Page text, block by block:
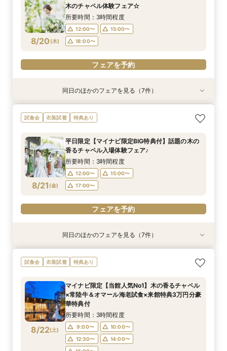
8/19( 水
17:00〜 18:00〜
フェアを予約
8/19( 水
12:00〜
13:00〜
14:00〜
15:00〜
16:00〜
8/19( 水
12:00〜
15:00〜
18:00〜
フェアを予約
8/19( 水
16:00〜
17:00〜
18:00〜
フェアを予約
8/19( 水
18:00〜
フェアを予約
8/19( 水
12:00〜
14:00〜
16:00〜
17:00〜
18:00〜
8/19( 水
18:00〜
フェアを予約
8/20 (木)
木のチャペル体験フェア☆
所要時間：3時間程度
12:00〜
15:00〜
18:00〜
フェアを予約
衣装試着 特典あり
8/20(木)
【スペシャルナイトフェア*】光×木のチャペル×
豪華試食♪最大100万円特典付☆
17:00〜 18:00〜
フェアを予約
衣装試着 特典あり
8/20(木)
【少人数婚・フォトウエディング限定】身近な人
とお祝いする結婚式＆絶品試食相談会
12:00〜
13:00〜
14:00〜
15:00〜
16:00〜
衣装試着 特典あり
8/20(木)
【2件目からの会場見学がお得】安心見積相談×
新結婚式スタイル紹介
12:00〜
15:00〜
18:00〜
フェアを予約
特典あり
8/20(木)
【フォト婚】衣裳×見積相談フェア
13:00〜
14:00〜
16:00〜
17:00〜
18:00〜
フェアを予約
衣装試着 特典あり
8/20(木)
【和と洋*両方叶う】木のチャペル×四季彩る美
食空間
12:00〜
15:00〜
18:00〜
フェアを予約
特典あり
8/20(木)
【90分フェア】気軽に90分見学♪チャペル×試食
×見積ショートタイムフェア*
12:00〜
14:00〜
16:00〜
17:00〜
18:00〜
衣装試着 特典あり
8/20(木)
【マイナビ限定！BIG特典付】初めてご見学の方
＆お料理重視の方へお勧め☆専属のプランナーが
所要時間：3時間程度
18:00〜
フェアを予約
同日のほかのフェアを見る（7件）
試食会 衣装試着 特典あり
8/21 (金)
平日限定【マイナビ限定BIG特典付】話題の木の
香るチャペル入場体験フェア♪
所要時間：3時間程度
12:00〜
15:00〜
17:00〜
フェアを予約
衣装試着 特典あり
8/21(金)
【スペシャルナイトフェア*】光×木のチャペル×
豪華試食♪最大100万円特典付☆
17:00〜 18:00〜
フェアを予約
衣装試着 特典あり
8/21(金)
【少人数婚・フォトウエディング限定】身近な人
とお祝いする結婚式＆絶品試食相談会
12:00〜
13:00〜
14:00〜
16:00〜
フェアを予約
衣装試着 特典あり
8/21(金)
【2件目からの会場見学がお得】安心見積相談×
新結婚式スタイル紹介
12:00〜
15:00〜
18:00〜
フェアを予約
特典あり
8/21(金)
【フォト婚】衣裳×見積相談フェア
13:00〜
14:00〜
16:00〜
17:00〜
18:00〜
フェアを予約
衣装試着 特典あり
8/21(金)
マイナビ限定【至極の料理を試食】新スタイル料
理試食×最新ドレス試着☆木と緑の奏でる一体感
特典付き
所要時間：3時間程度
12:00〜
18:00〜
フェアを予約
特典あり
8/21(金)
【90分フェア】気軽に90分見学♪チャペル×試食
×見積ショートタイムフェア*
12:00〜
14:00〜
16:00〜
18:00〜
フェアを予約
衣装試着 特典あり
8/21(金)
【マイナビ限定！BIG特典付】初めてご見学の方
＆お料理重視の方へお勧め☆専属のプランナーが
所要時間：3時間程度
12:00〜
18:00〜
フェアを予約
同日のほかのフェアを見る（7件）
試食会 衣装試着 特典あり
8/22(土)
マイナビ限定【当館人気No1】木の香るチャペル
×常陸牛＆オマール海老試食×来館特典3万円分豪
華特典付
所要時間：3時間程度
9:00〜
10:00〜
12:30〜
14:00〜